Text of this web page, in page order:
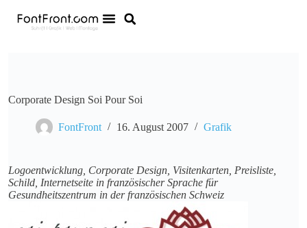
Corporate Design Soi Pour Soi
FontFront 16. August 2007 Grafik
Logoentwicklung , Corporate Design, Visitenkarten, Preisliste,
Schild, Internetseite in französischer Sprache für
Gesundheitszentrum in der französischen Schweiz